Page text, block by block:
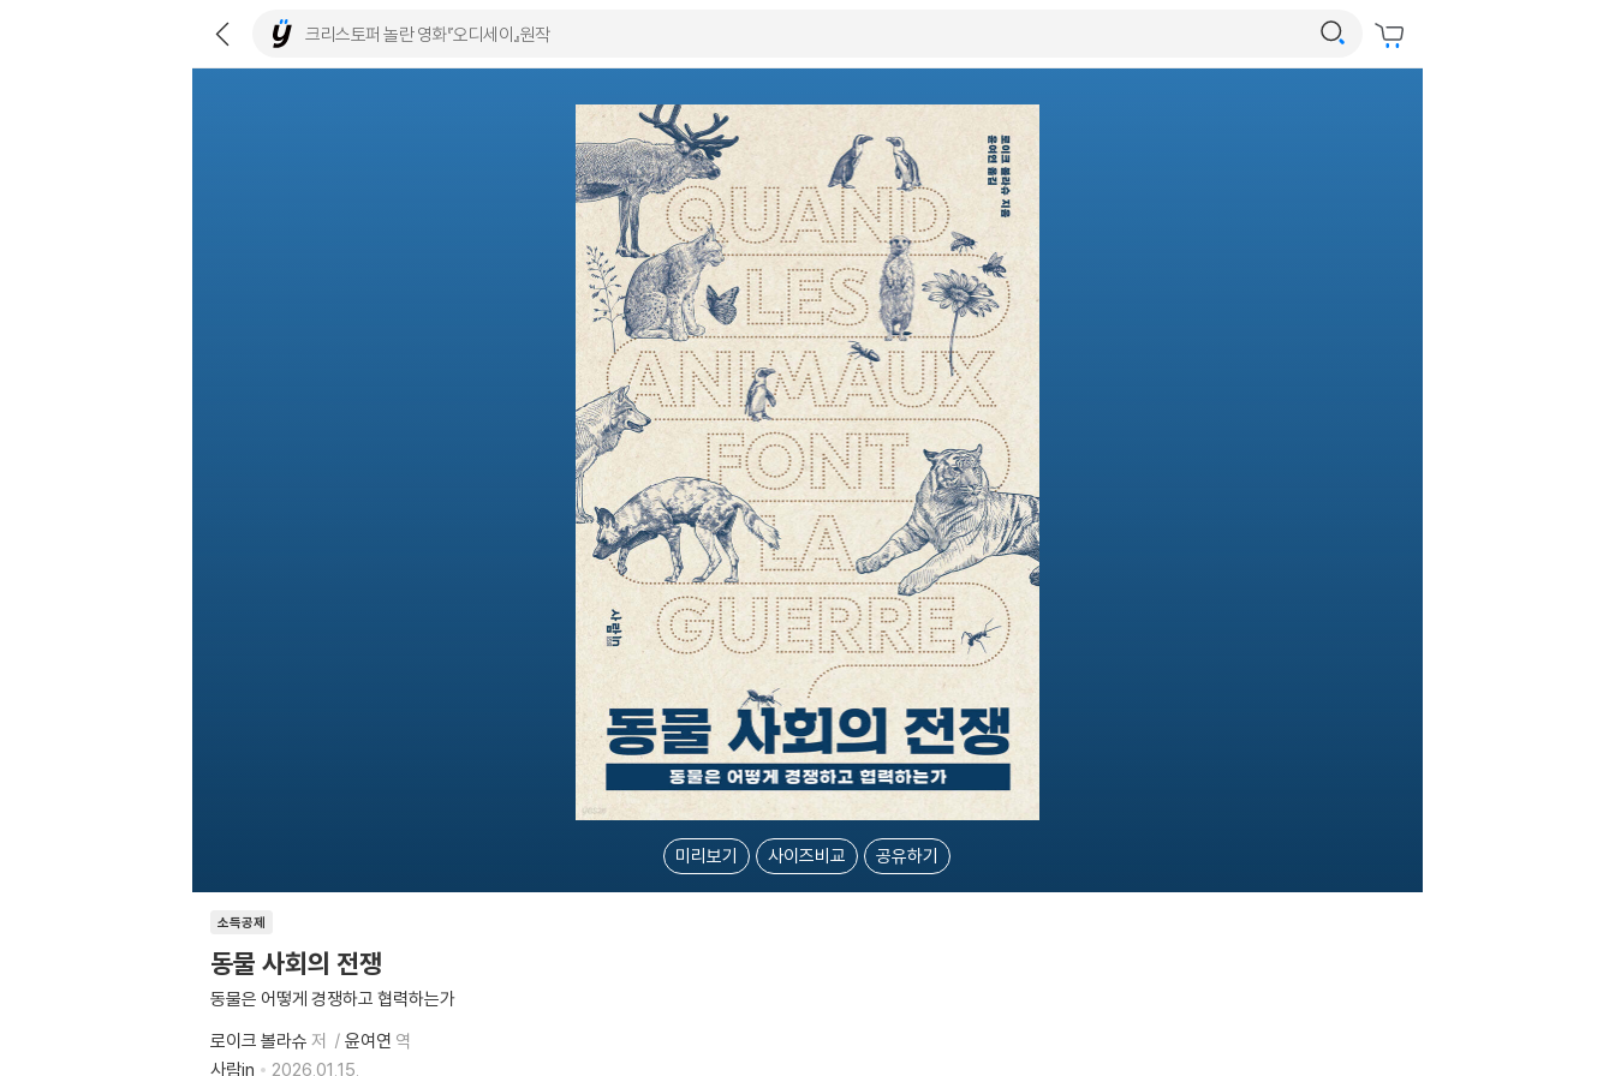
미리보기 사이즈비교 공유하기
소득공제
동물 사회의 전쟁
동물은 어떻게 경쟁하고 협력하는가
로이크 볼라슈 저 윤여연 역
사람in
2026.01.15.